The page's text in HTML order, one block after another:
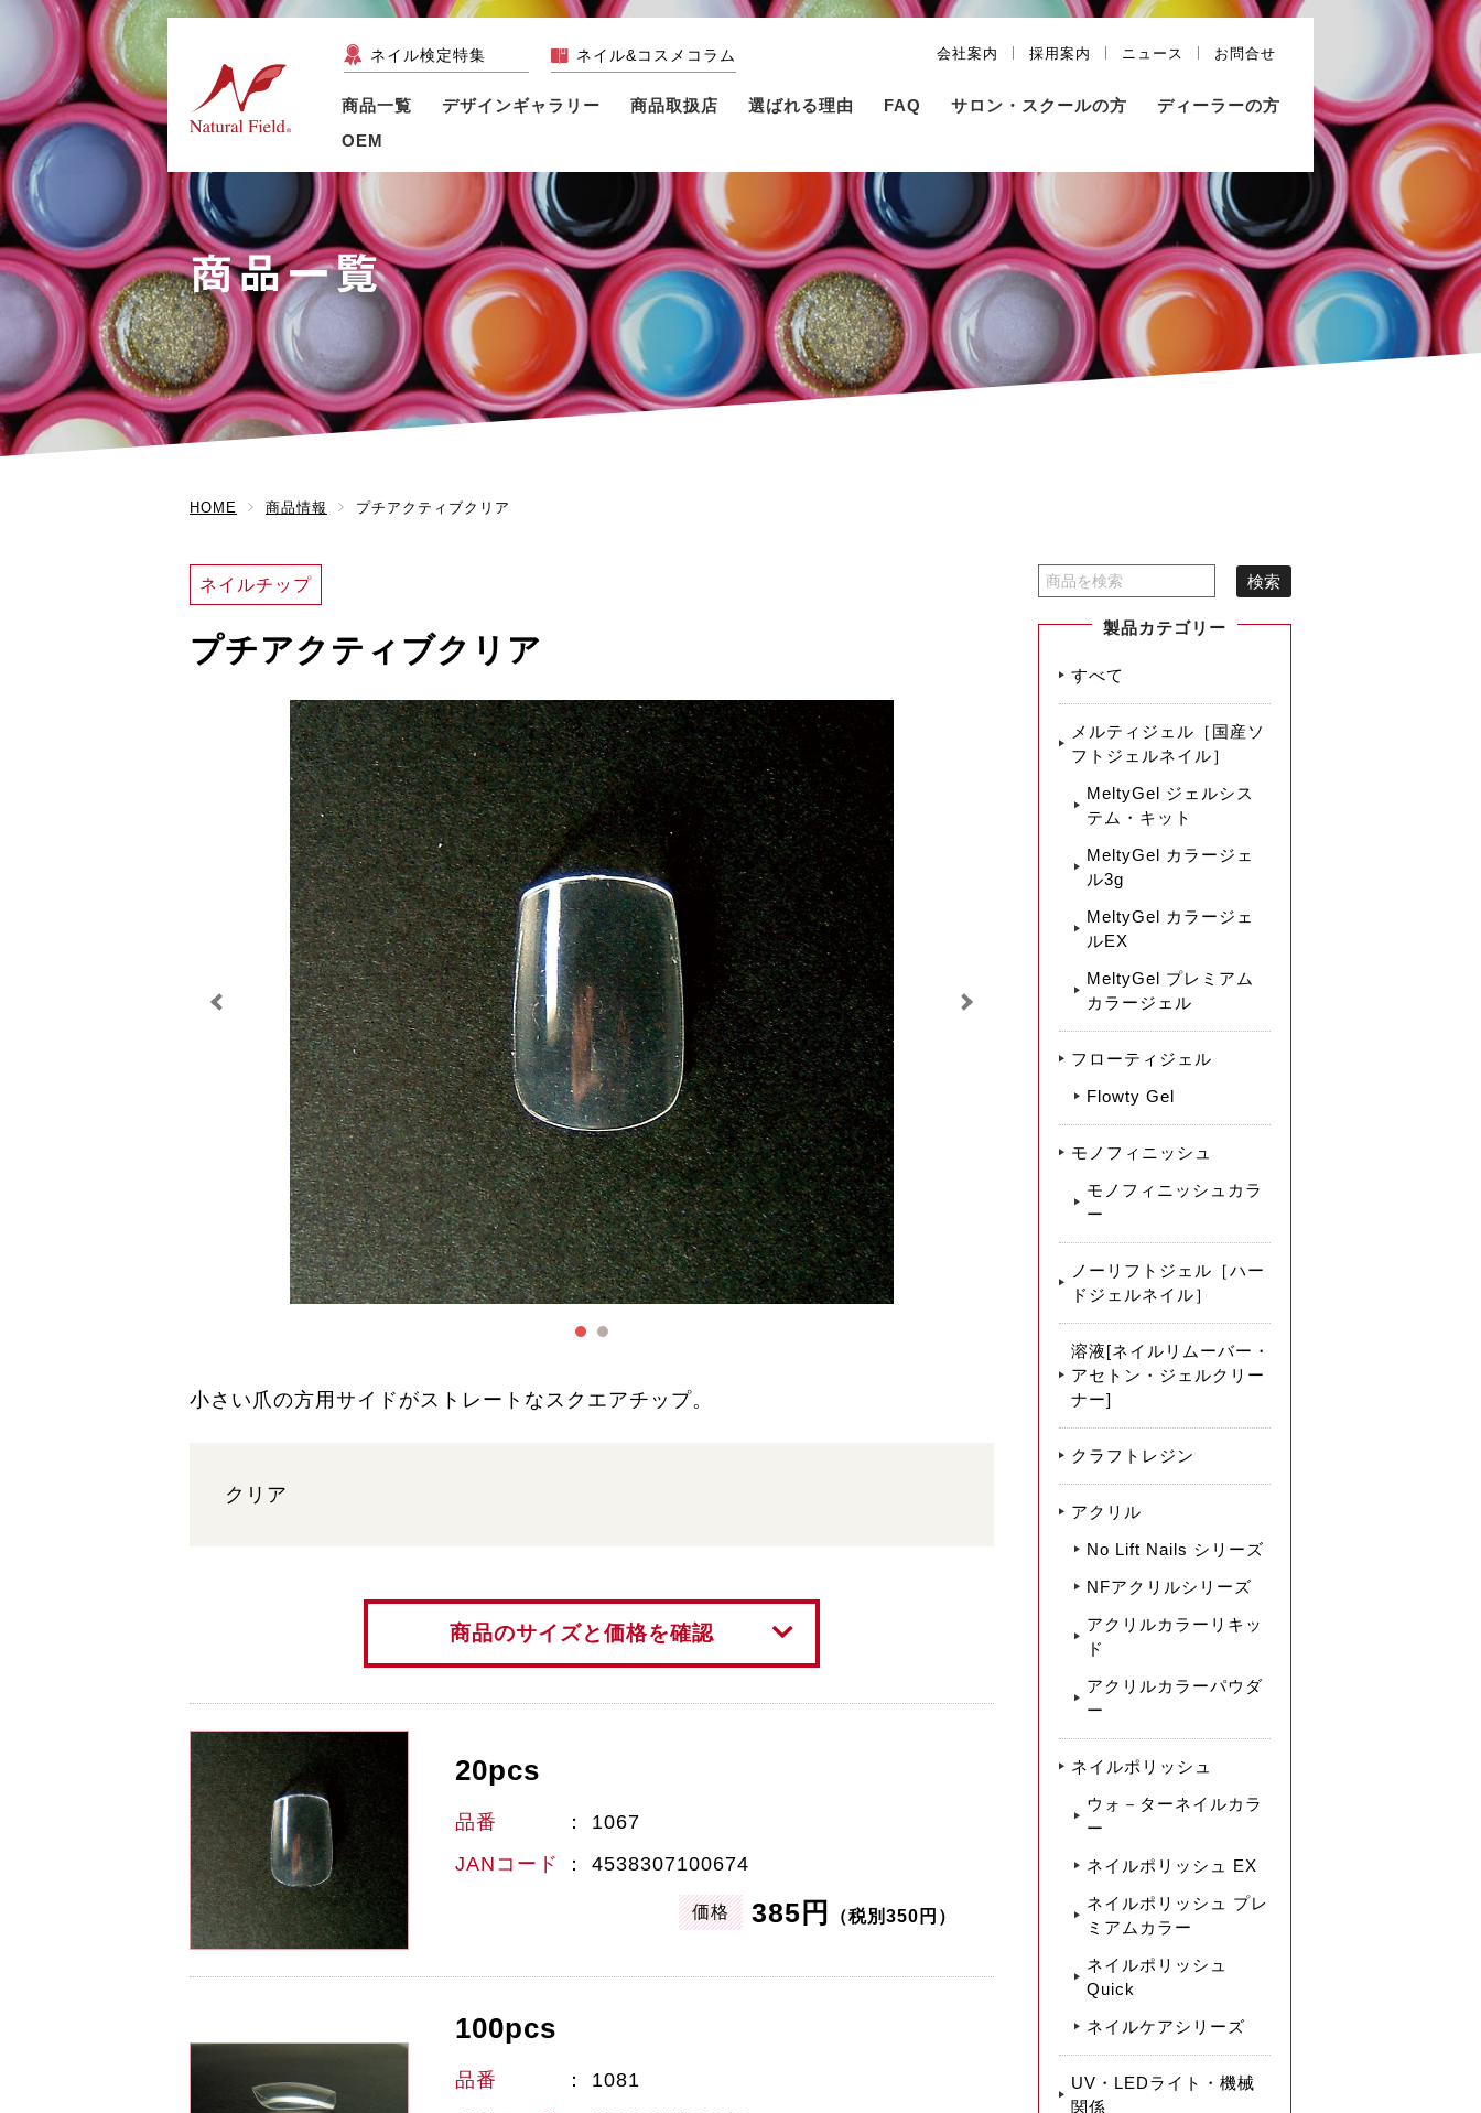
ネイル検定特集 ネイル&コスメコラム 会社案内 採用案内 ニュース お問合せ
商品一覧 デザインギャラリー 商品取扱店 選ばれる理由 FAQ サロン・スクールの方
ディーラーの方
OEM
商品一覧
HOME 商品情報 プチアクティブクリア
ネイルチップ
プチアクティブクリア
小さい爪の方用サイドがストレートなスクエアチップ。
クリア
商品のサイズと価格を確認
20pcs
品番
1067
JANコード
4538307100674
価格 385円 （税別350円）
100pcs
品番
1081
製品カテゴリー
すべて
メルティジェル［国産ソ
フトジェルネイル］
MeltyGel ジェルシス
テム・キット
MeltyGel カラージェ
ル3g
MeltyGel カラージェ
ルEX
MeltyGel プレミアム
カラージェル
フローティジェル
Flowty Gel
モノフィニッシュ
モノフィニッシュカラ
ー
ノーリフトジェル［ハー
ドジェルネイル］
溶液[ネイルリムーバー・
アセトン・ジェルクリー
ナー]
クラフトレジン
アクリル
No Lift Nails シリーズ
NFアクリルシリーズ
アクリルカラーリキッ
ド
アクリルカラーパウダ
ー
ネイルポリッシュ
ウォ－ターネイルカラ
ー
ネイルポリッシュ EX
ネイルポリッシュ プレ
ミアムカラー
ネイルポリッシュ
Quick
ネイルケアシリーズ
UV・LEDライト・機械
関係